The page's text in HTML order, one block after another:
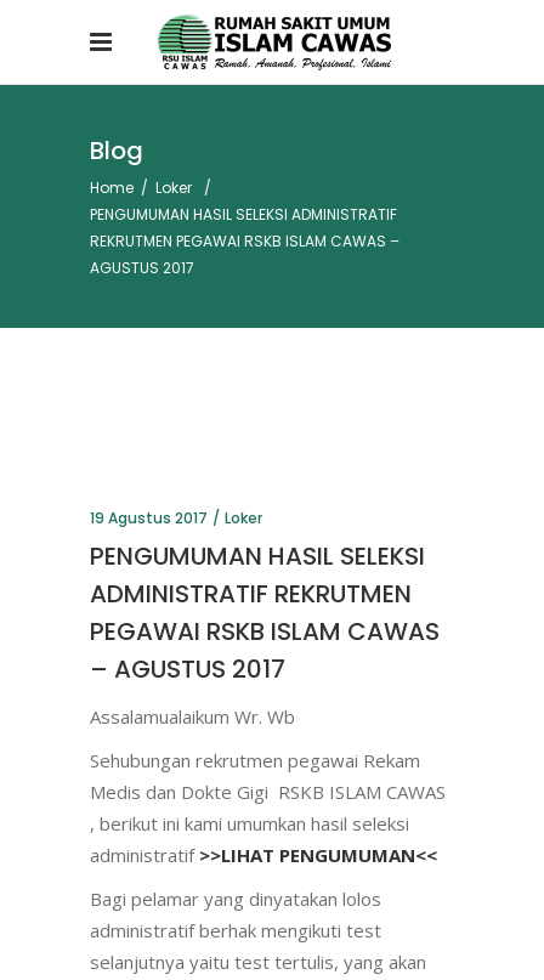
Blog
Home / Loker
/
PENGUMUMAN HASIL SELEKSI ADMINISTRATIF
REKRUTMEN PEGAWAI RSKB ISLAM CAWAS –
AGUSTUS 2017
19 Agustus 2017 Loker
PENGUMUMAN HASIL SELEKSI
ADMINISTRATIF REKRUTMEN
PEGAWAI RSKB ISLAM CAWAS
– AGUSTUS 2017
Assalamualaikum Wr. Wb
Sehubungan rekrutmen pegawai Rekam
Medis dan Dokte Gigi RSKB ISLAM CAWAS
, berikut ini kami umumkan hasil seleksi
administratif >>LIHAT PENGUMUMAN<<
Bagi pelamar yang dinyatakan lolos
administratif berhak mengikuti test
selanjutnya yaitu test tertulis, yang akan